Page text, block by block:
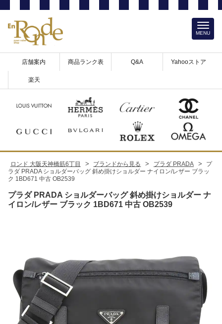
店舗案内 商品ランク表 Q&A Yahooストア
楽天
MENU
ロンド 大阪天神橋筋6丁目 > ブランドから見る > プラダ PRADA >
プ
ラダ PRADA ショルダーバッグ 斜め掛けショルダー ナイロン/レザー ブラッ
ク 1BD671 中古 OB2539
プラダ PRADA ショルダーバッグ 斜め掛けショルダー ナ
イロン/レザー ブラック 1BD671 中古 OB2539